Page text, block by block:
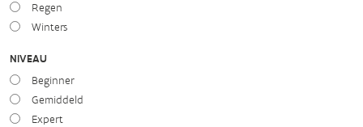
Regen
Winters
NIVEAU
Beginner
Gemiddeld
Expert